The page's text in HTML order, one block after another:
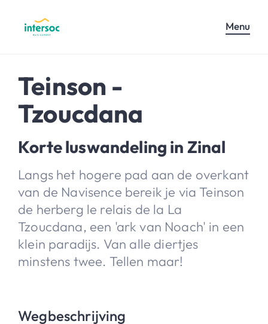
Menu
Teinson -
Tzoucdana
Korte luswandeling in Zinal
Langs het hogere pad aan de overkant
van de Navisence bereik je via Teinson
de herberg le relais de la La
Tzoucdana, een 'ark van Noach' in een
klein paradijs. Van alle diertjes
minstens twee. Tellen maar!
Wegbeschrijving